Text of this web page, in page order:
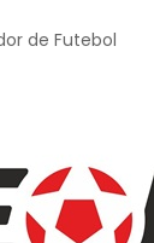
de Futebol